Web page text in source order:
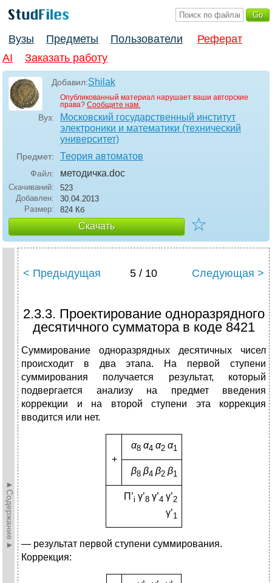
Вузы Предметы Пользователи
Реферат
AI
Заказать работу
Добавил:Shilak
Опубликованный материал нарушает ваши авторские
права? Сообщите нам.
Вуз:
Московский государственный институт
электроники и математики (технический
университет)
Предмет: Теория автоматов
Файл: методичка.doc
Скачиваний:
523
Добавлен:
30.04.2013
Размер:
824 Кб
Скачать ☆
►Содержание►
< Предыдущая 5 / 10 Следующая >
2.3.3. Проектирование одноразрядного
десятичного сумматора в коде 8421
Суммирование одноразрядных десятичных чисел
происходит в два этапа. На первой ступени
суммирования получается результат, который
подвергается анализу на предмет введения
коррекции и на второй ступени эта коррекция
вводится или нет.
+
α8 α4 α2 α1
β8 β4 β2 β1
П’i γ’8γ’4 γ’2
γ’1
— результат первой ступени суммирования.
Коррекция: